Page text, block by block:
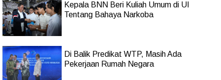
Kepala BNN Beri Kuliah Umum di UI
Tentang Bahaya Narkoba
Di Balik Predikat WTP, Masih Ada
Pekerjaan Rumah Negara